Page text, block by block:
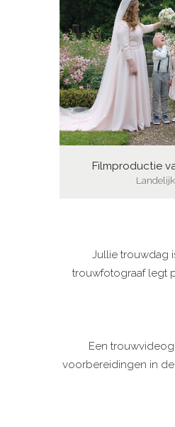
Filmproductie
Landelijk
Jullie trouwdag
trouwfotograaf legt
Een
voorbereidingen in